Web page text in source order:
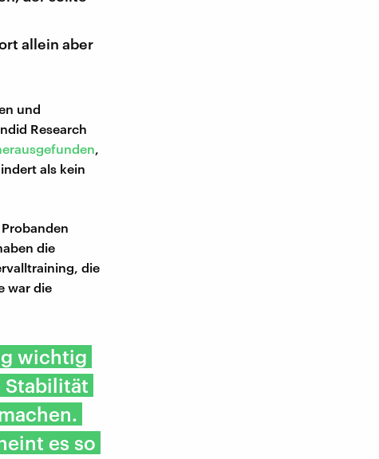
allein aber
und
Research
,
als kein
die
die
war die
wichtig
Stabilität
es so